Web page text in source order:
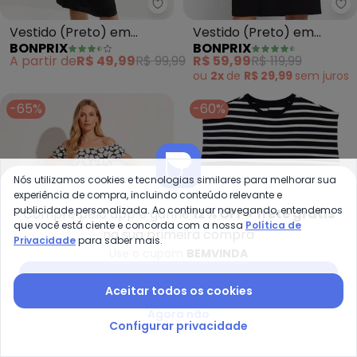
bonprix - Vestido (Preto) em
Vestido (Preto) em
Malha de Viscose
BONPRIX
A partir deR$ 49,99R$ 99,99
Vestido (Preto) em
Malha de Viscose
BONPRIX
R$ 59,99R$ 119,99
ou 2x de R$ 29,99 sem juros
-65%
Quintess - Vestido (Floral
-60%
Compre pelo app e ganhe12% OFF + frete grátis
na sua primeira compra
Nós utilizamos cookies e tecnologias similares para melhorar sua
experiência de compra, incluindo conteúdo relevante e
publicidade personalizada. Ao continuar navegando, entendemos
que você está ciente e concorda com a nossa Política de
Privacidadepara saber mais.
Aceitar todos os cookies
Configurar privacidade